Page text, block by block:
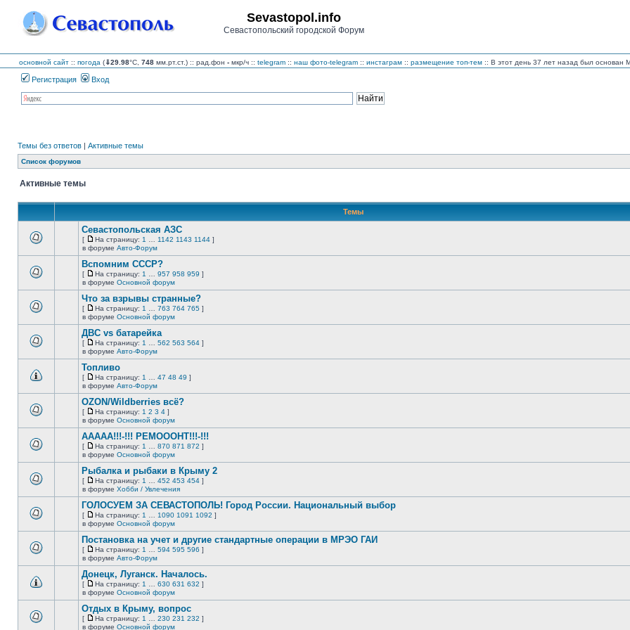
Sevastopol.info
Севастопольский городской Форум
основной сайт :: погода (⇓29.98°C, 748 мм.рт.ст.) :: рад.фон - мкр/ч :: telegram :: наш фото-telegram :: инстаграм :: размещение топ-тем :: В этот день 37 лет назад был основан
Регистрация Вход
Темы без ответов | Активные темы
Список форумов
Активные темы
Темы
этой
непрочитанных
сообщений.
Севастопольская АЗС
[
На
страницу
На страницу: 1 1142 1143 1144 ]
в форуме Авто-Форум
этой
непрочитанных
сообщений.
Вспомним СССР?
[
На
страницу
На страницу: 1 957 958 959 ]
в форуме Основной форум
этой
непрочитанных
сообщений.
Что за взрывы странные?
[
На
страницу
На страницу: 1 763 764 765 ]
в форуме Основной форум
этой
непрочитанных
сообщений.
ДВС vs батарейка
[
На
страницу
На страницу: 1 562 563 564 ]
в форуме Авто-Форум
этой
непрочитанных
Топливо
[
На
страницу
На страницу: 1 47 48 49 ]
в форуме Авто-Форум
этой
непрочитанных
сообщений.
OZON/Wildberries всё?
[
На
страницу
На страницу: 1 2 3 4 ]
в форуме Основной форум
этой
непрочитанных
сообщений.
ААААА!!!-!!! РЕМОООНТ!!!-!!!
[
На
страницу
На страницу: 1 870 871 872 ]
в форуме Основной форум
этой
непрочитанных
сообщений.
Рыбалка и рыбаки в Крыму 2
[
На
страницу
На страницу: 1 452 453 454 ]
в форуме Хобби / Увлечения
этой
непрочитанных
сообщений.
ГОЛОСУЕМ ЗА СЕВАСТОПОЛЬ! Город России. Национальный выбор
[
На
страницу
На страницу: 1 1090 1091 1092 ]
в форуме Основной форум
этой
непрочитанных
сообщений.
Постановка на учет и другие стандартные операции в МРЭО ГАИ
[
На
страницу
На страницу: 1 594 595 596 ]
в форуме Авто-Форум
этой
Донецк, Луганск. Началось.
[
На
страницу
На страницу: 1 630 631 632 ]
в форуме Основной форум
Отдых в Крыму, вопрос
[
На
На страницу: 1 230 231 232 ]
в форуме Основной форум